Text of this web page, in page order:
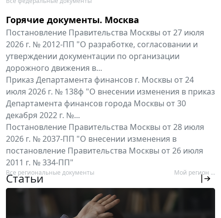
Горячие документы. Москва
Постановление Правительства Москвы от 27 июля
2026 г. № 2012-ПП "О разработке, согласовании и
утверждении документации по организации
дорожного движения в...
Приказ Департамента финансов г. Москвы от 24
июля 2026 г. № 138ф "О внесении изменения в приказ
Департамента финансов города Москвы от 30
декабря 2022 г. №...
Постановление Правительства Москвы от 28 июля
2026 г. № 2037-ПП "О внесении изменения в
постановление Правительства Москвы от 26 июля
2011 г. № 334-ПП"
Все региональные документы Мой регион ...
Статьи